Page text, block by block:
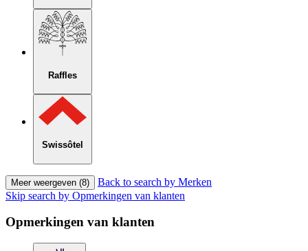
Raffles
Swissôtel
Meer weergeven (8)
Back to search by Merken
Skip search by Opmerkingen van klanten
Opmerkingen van klanten